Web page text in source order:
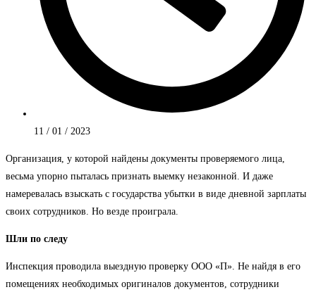
11 / 01 / 2023
Организация, у которой найдены документы проверяемого лица,
весьма упорно пыталась признать выемку незаконной. И даже
намеревалась взыскать с государства убытки в виде дневной зарплаты
своих сотрудников. Но везде проиграла.
Шли по следу
Инспекция проводила выездную проверку ООО «П». Не найдя в его
помещениях необходимых оригиналов документов, сотрудники